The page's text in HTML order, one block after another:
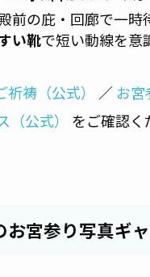
前の庇・回廊で一時
い靴で短い動線を意
祈祷（公式） ／ お
（公式） をご確認く
お宮参り写真ギ